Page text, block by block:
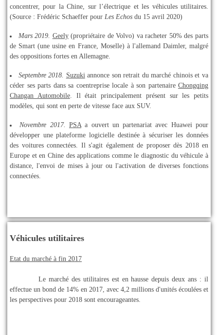
concentrer, pour la Chine, sur l’électrique et les véhicules utilitaires.
(Source : Frédéric Schaeffer pour Les Echos du 15 avril 2020)
Mars 2019. Geely(propriétaire de Volvo) va racheter 50% des parts
de Smart (une usine en France, Moselle) à l'allemand Daimler, malgré
des oppositions fortes en Allemagne.
Septembre 2018. Suzuki annonce son retrait du marché chinois et va
céder ses parts dans sa coentreprise locale à son partenaire Chongqing
Changan Automobile. Il était principalement présent sur les petits
modèles, qui sont en perte de vitesse face aux SUV.
Novembre 2017. PSAa ouvert un partenariat avec Huawei pour
développer une plateforme logicielle destinée à sécuriser les données
des voitures connectées. Il s'agit également de proposer dès 2018 en
Europe et en Chine des applications comme le diagnostic du véhicule à
distance, l'envoi de mises à jour ou l'activation de diverses fonctions
connectées.
Véhicules utilitaires
Etat du marché à fin 2017
Le marché des utilitaires est en hausse depuis deux ans : il
effectue un bond de 14% en 2017, avec 4,2 millions d'unités écoulées et
les perspectives pour 2018 sont encourageantes.